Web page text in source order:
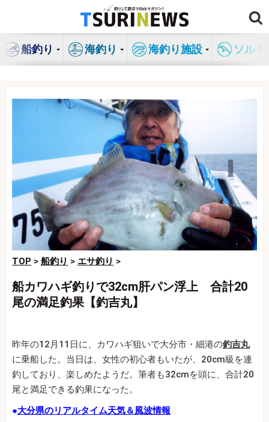
ン
船釣り 海釣り 海釣り施設 ソル
TOP > 船釣り > エサ釣り >
船カワハギ釣りで32cm肝パン浮上 合計20
尾の満足釣果【釣吉丸】
昨年の12月11日に、カワハギ狙いで大分市・細港の釣吉丸
に乗船した。当日は、女性の初心者もいたが、20cm級を連
釣しており、楽しめたようだ。筆者も32cmを頭に、合計20
尾と満足できる釣果になった。
●大分県のリアルタイム天気＆風波情報